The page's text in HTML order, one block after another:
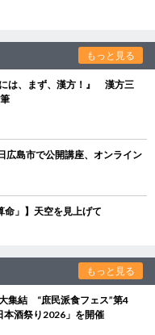
もっと見る
は、まず、漢方！』 漢方三
島市で公開講座、オンライン
命」】天空を見上げて
もっと見る
集結 “庶民派食フェス”第4
本酒祭り2026」を開催